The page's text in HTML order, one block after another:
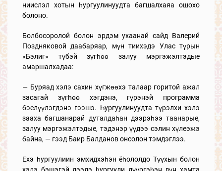
ниислэл хотын һургуулинуудта багшалхаяа ошохо
болоно.
Болбосоролой болон эрдэм ухаанай сайд Валерий
Поздняковой даабаряар, мүн тиихэдэ Улас түрын
«Бэлиг» түбэй зүгһөө залуу мэргэжэлтэдые
амаршалхадаа:
— Буряад хэлэ сахин хүгжөөхэ талаар горитой ажал
засагай зүгһөө хэгдэнэ, гүрэнэй программа
бэелүүлэгдэнэ гээшэ. Һургуулинуудта түрэлхи хэлэ
зааха багшанарай дуталдаһан дээрэһээ таанарые,
залуу мэргэжэлтэдые, тэдэнэр үүдээ сэлин хүлеэжэ
байна, — гээд Баир Балданов онсолон тэмдэглээ.
Ехэ һургуулиин эмхидхэһэн ёһололдо Түүхын болон